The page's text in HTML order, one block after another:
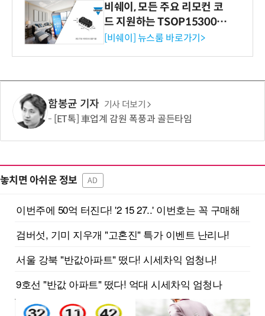
비쉐이, 모든 주요 리모컨 코
드 지원하는 TSOP15300 시
리즈 IR 수신기 출시
[비쉐이] 뉴스룸 바로가기>
함봉균 기자 기사 더보기
[ET톡] 車업계 감원 폭풍과 골든타임
놓치면 아쉬운 정보 AD